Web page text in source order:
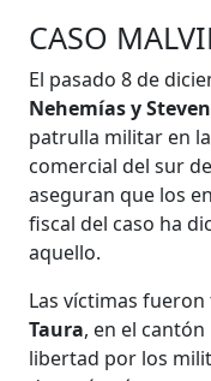
CASO
El pasado 8 de
Nehemías y Steven
patrulla militar en
comercial del sur
aseguran que los
fiscal del caso ha
aquello.
Las víctimas
Taura, en el
libertad por los